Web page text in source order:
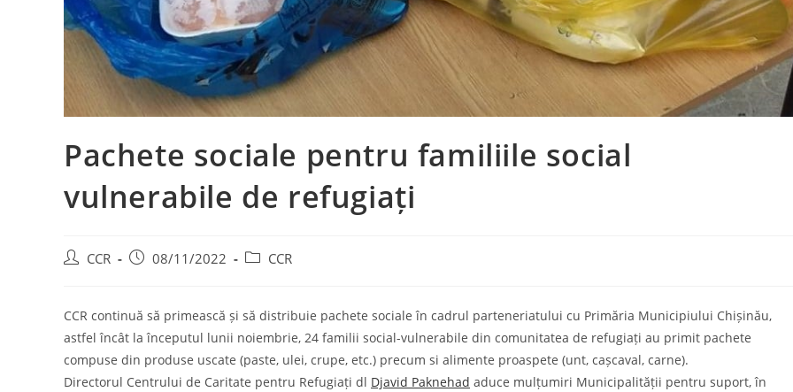
Pachete sociale pentru familiile social
vulnerabile de refugiați
CCR 08/11/2022 CCR
CCR continuă să primească și să distribuie pachete sociale în cadrul parteneriatului cu Primăria Municipiului Chișinău,
astfel încât la începutul lunii noiembrie, 24 familii social-vulnerabile din comunitatea de refugiați au primit pachete
compuse din produse uscate (paste, ulei, crupe, etc.) precum si alimente proaspete (unt, cașcaval, carne).
Directorul Centrului de Caritate pentru Refugiați dl Djavid Paknehad aduce mulțumiri Municipalității pentru suport, în